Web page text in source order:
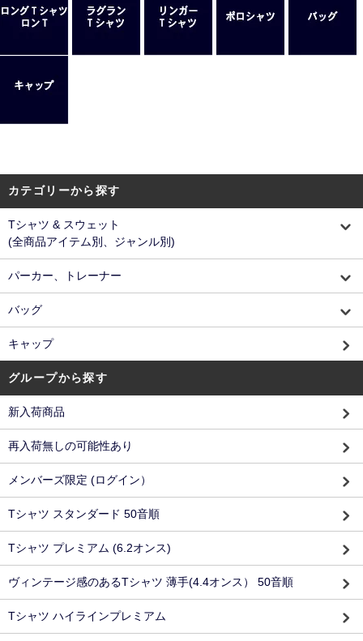
カテゴリーから探す
Tシャツ & スウェット
(全商品アイテム別、ジャンル別)
パーカー、トレーナー
バッグ
キャップ
グループから探す
新入荷商品
再入荷無しの可能性あり
メンバーズ限定 (ログイン）
Tシャツ スタンダード 50音順
Tシャツ プレミアム (6.2オンス)
ヴィンテージ感のあるTシャツ 薄手(4.4オンス） 50音順
Tシャツ ハイラインプレミアム